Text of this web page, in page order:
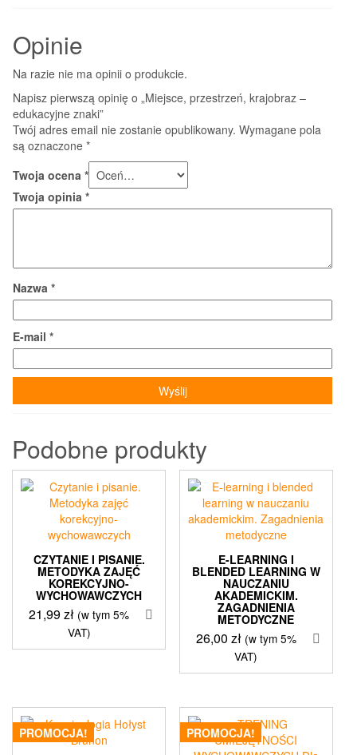
Opinie
Na razie nie ma opinii o produkcie.
Napisz pierwszą opinię o „Miejsce, przestrzeń, krajobraz –
edukacyjne znaki”
Twój adres email nie zostanie opublikowany. Wymagane pola
są oznaczone *
Twoja ocena *
Twoja opinia *
Nazwa *
E-mail *
Podobne produkty
CZYTANIE I PISANIE.
METODYKA ZAJĘĆ
KOREKCYJNO-
WYCHOWAWCZYCH
21,99zł (w tym 5%
VAT)
E-LEARNING I
BLENDED LEARNING W
NAUCZANIU
AKADEMICKIM.
ZAGADNIENIA
METODYCZNE
26,00 zł (w tym 5%
VAT)
PROMOCJA!
PROMOCJA!